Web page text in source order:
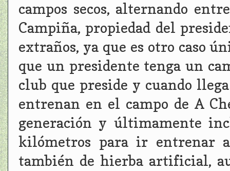
campos secos, alternando
Campiña, propiedad del
extraños, ya que es otro caso
que un presidente tenga un
club que preside y cuando
entrenan en el campo de A
generación y últimamente
kilómetros para ir entrenar
también de hierba artificial,